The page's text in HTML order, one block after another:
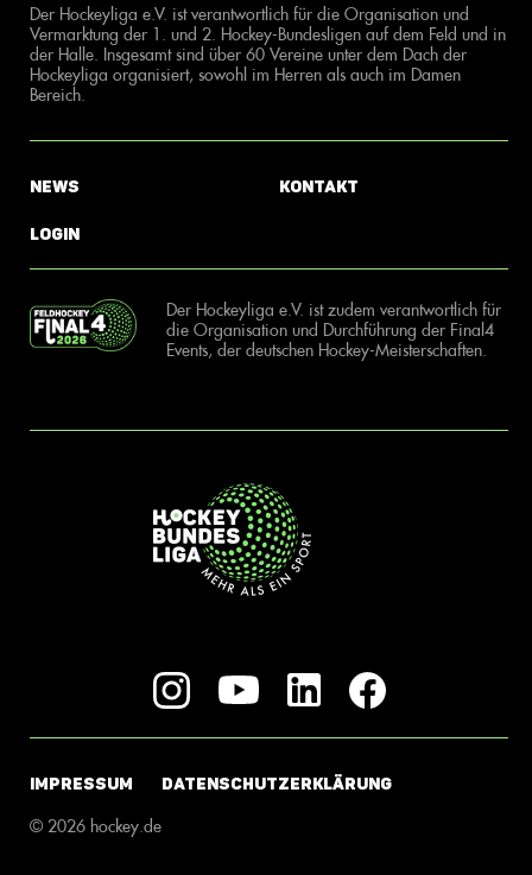
Der Hockeyliga e.V. ist verantwortlich für die Organisation und
Vermarktung der 1. und 2. Hockey-Bundesligen auf dem Feld und in
der Halle. Insgesamt sind über 60 Vereine unter dem Dach der
Hockeyliga organisiert, sowohl im Herren als auch im Damen
Bereich.
News
Login
Kontakt
Der Hockeyliga e.V. ist zudem verantwortlich für
die Organisation und Durchführung der Final4
Events, der deutschen Hockey-Meisterschaften.
IMPRESSUM DATENSCHUTZERKLÄRUNG
© 2026 hockey.de